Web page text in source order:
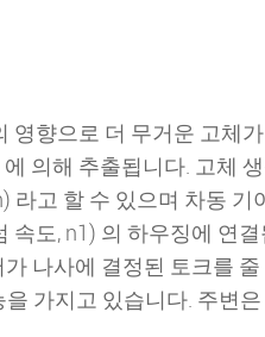
향으로 더 무거운 고체
의해 추출됩니다. 고체
고 할 수 있으며 차동 기
도, n1) 의 하우징에 연
나사에 결정된 토크를
가지고 있습니다. 주변은